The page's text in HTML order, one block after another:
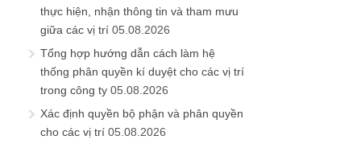
thực hiện, nhận thông tin và tham mưu
giữa các vị trí 05.08.2026
Tổng hợp hướng dẫn cách làm hệ
thống phân quyền kí duyệt cho các vị trí
trong công ty 05.08.2026
Xác định quyền bộ phận và phân quyền
cho các vị trí 05.08.2026